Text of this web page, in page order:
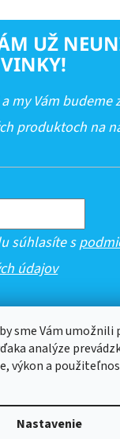
sme Vám umožnili
analýze
výkon a
Nastavenie
UŽ
my Vám budeme
produktoch na
súhlasíte s
údajov